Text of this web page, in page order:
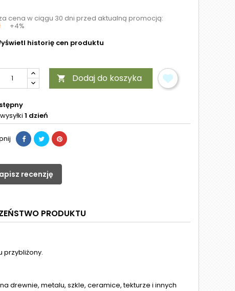
cena w ciągu 30 dni przed aktualną promocją:
+4%
historię cen produktu
 Dodaj do koszyka
1 dzień
recenzję
PRODUKTU
przybliżony.
drewnie, metalu, szkle, ceramice, tekturze i innych